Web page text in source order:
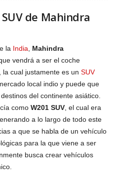
de Mahindra
la India
Mahindra
vendrá a ser el coche
, la cual justamente es un SUV
local indio y puede que
del continente asiático.
como W201 SUV , el cual era
a lo largo de todo este
a que se habla de un vehículo
para la que viene a ser
busca crear vehículos